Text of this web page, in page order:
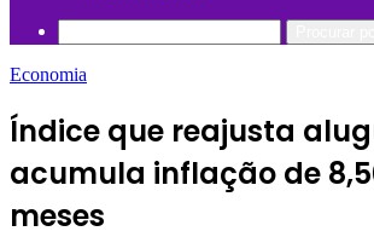
Economia
Índice que reajusta
acumula inflação de
meses